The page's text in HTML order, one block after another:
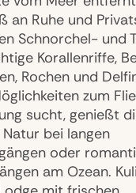
an Ruhe und
Schnorchel- und
Korallenriffe,
Rochen und
zum
sucht, genießt
bei langen
oder
am Ozean.